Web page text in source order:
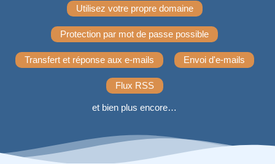
Utilisez votre propre domaine
Protection par mot de passe possible
Transfert et réponse aux e-mails Envoi d'e-mails
Flux RSS
et bien plus encore…